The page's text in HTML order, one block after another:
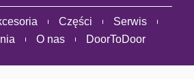
Części
Serwis
O nas DoorToDoor